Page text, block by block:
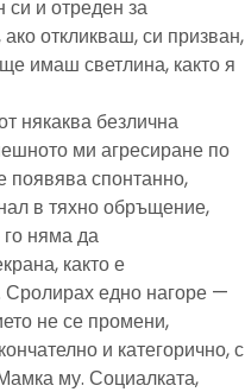
и отреден за
откликваш, си призван,
имаш светлина, както я
някаква безлична
ми агресиране по
появява спонтанно,
в тяхно обръщение,
няма да
както е
Сролирах едно нагоре —
не се промени,
и категорично, с
му. Социалката,